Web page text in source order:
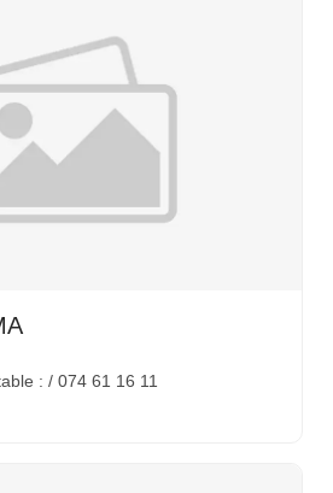
: / 074 61 16 11